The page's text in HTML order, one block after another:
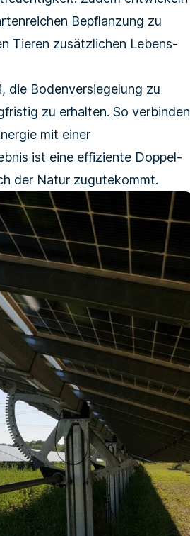
Bepflanzung zu
Tieren zusätzlichen Lebens­
die Boden­versiegelung zu
zu erhalten. So verbinden
mit einer
ist eine effiziente Doppel­
der Natur zugutekommt.